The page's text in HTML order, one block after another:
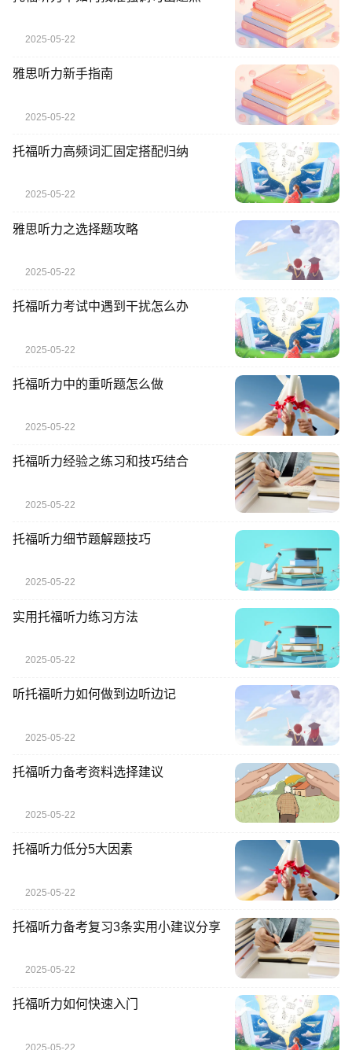
2025-05-22
雅思听力新手指南
2025-05-22
托福听力高频词汇固定搭配归纳
2025-05-22
雅思听力之选择题攻略
2025-05-22
托福听力考试中遇到干扰怎么办
2025-05-22
托福听力中的重听题怎么做
2025-05-22
托福听力经验之练习和技巧结合
2025-05-22
托福听力细节题解题技巧
2025-05-22
实用托福听力练习方法
2025-05-22
听托福听力如何做到边听边记
2025-05-22
托福听力备考资料选择建议
2025-05-22
托福听力低分5大因素
2025-05-22
托福听力备考复习3条实用小建议分享
2025-05-22
托福听力如何快速入门
2025-05-22